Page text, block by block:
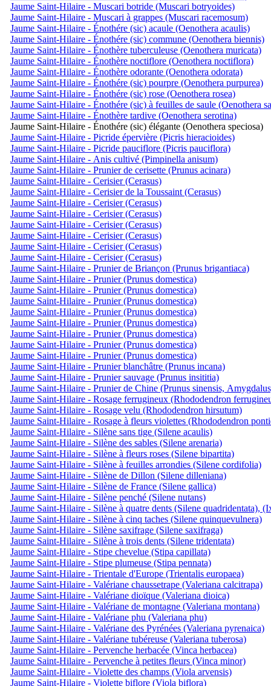
Jaume Saint-Hilaire - Muscari botride (Muscari botryoides)
Jaume Saint-Hilaire - Muscari à grappes (Muscari racemosum)
Jaume Saint-Hilaire - Énothére (sic) acaule (Oenothera acaulis)
Jaume Saint-Hilaire - Énothére (sic) commune (Oenothera biennis)
Jaume Saint-Hilaire - Énothère tuberculeuse (Oenothera muricata)
Jaume Saint-Hilaire - Énothère noctiflore (Oenothera noctiflora)
Jaume Saint-Hilaire - Énothère odorante (Oenothera odorata)
Jaume Saint-Hilaire - Énothére (sic) pourpre (Oenothera purpurea)
Jaume Saint-Hilaire - Énothére (sic) rose (Oenothera rosea)
Jaume Saint-Hilaire - Énothére (sic) à feuilles de saule (Oenothera
Jaume Saint-Hilaire - Énothère tardive (Oenothera serotina)
Jaume Saint-Hilaire - Énothére (sic) élégante (Oenothera speciosa)
Jaume Saint-Hilaire - Picride épervière (Picris hieracioides)
Jaume Saint-Hilaire - Picride pauciflore (Picris pauciflora)
Jaume Saint-Hilaire - Anis cultivé (Pimpinella anisum)
Jaume Saint-Hilaire - Prunier de cerisette (Prunus acinara)
Jaume Saint-Hilaire - Cerisier (Cerasus)
Jaume Saint-Hilaire - Cerisier de la Toussaint (Cerasus)
Jaume Saint-Hilaire - Cerisier (Cerasus)
Jaume Saint-Hilaire - Cerisier (Cerasus)
Jaume Saint-Hilaire - Cerisier (Cerasus)
Jaume Saint-Hilaire - Cerisier (Cerasus)
Jaume Saint-Hilaire - Cerisier (Cerasus)
Jaume Saint-Hilaire - Cerisier (Cerasus)
Jaume Saint-Hilaire - Prunier de Briançon (Prunus brigantiaca)
Jaume Saint-Hilaire - Prunier (Prunus domestica)
Jaume Saint-Hilaire - Prunier (Prunus domestica)
Jaume Saint-Hilaire - Prunier (Prunus domestica)
Jaume Saint-Hilaire - Prunier (Prunus domestica)
Jaume Saint-Hilaire - Prunier (Prunus domestica)
Jaume Saint-Hilaire - Prunier (Prunus domestica)
Jaume Saint-Hilaire - Prunier (Prunus domestica)
Jaume Saint-Hilaire - Prunier (Prunus domestica)
Jaume Saint-Hilaire - Prunier blanchâtre (Prunus incana)
Jaume Saint-Hilaire - Prunier sauvage (Prunus insititia)
Jaume Saint-Hilaire - Prunier de Chine (Prunus sinensis,
Jaume Saint-Hilaire - Rosage ferrugineux (Rhododendron
Jaume Saint-Hilaire - Rosage velu (Rhododendron hirsutum)
Jaume Saint-Hilaire - Rosage à fleurs violettes (Rhododendron
Jaume Saint-Hilaire - Silène sans tige (Silene acaulis)
Jaume Saint-Hilaire - Silène des sables (Silene arenaria)
Jaume Saint-Hilaire - Silène à fleurs roses (Silene bipartita)
Jaume Saint-Hilaire - Silène à feuilles arrondies (Silene cordifolia)
Jaume Saint-Hilaire - Silène de Dillon (Silene dilleniana)
Jaume Saint-Hilaire - Silène de France (Silene gallica)
Jaume Saint-Hilaire - Silène penché (Silene nutans)
Jaume Saint-Hilaire - Silène à quatre dents (Silene quadridentata),
Jaume Saint-Hilaire - Silène à cinq taches (Silene quinquevulnera)
Jaume Saint-Hilaire - Silène saxifrage (Silene saxifraga)
Jaume Saint-Hilaire - Silène à trois dents (Silene tridentata)
Jaume Saint-Hilaire - Stipe chevelue (Stipa capillata)
Jaume Saint-Hilaire - Stipe plumeuse (Stipa pennata)
Jaume Saint-Hilaire - Trientale d'Europe (Trientalis europaea)
Jaume Saint-Hilaire - Valériane chaussetrape (Valeriana calcitrapa)
Jaume Saint-Hilaire - Valériane dioïque (Valeriana dioica)
Jaume Saint-Hilaire - Valériane de montagne (Valeriana montana)
Jaume Saint-Hilaire - Valériane phu (Valeriana phu)
Jaume Saint-Hilaire - Valériane des Pyrénées (Valeriana pyrenaica)
Jaume Saint-Hilaire - Valériane tubéreuse (Valeriana tuberosa)
Jaume Saint-Hilaire - Pervenche herbacée (Vinca herbacea)
Jaume Saint-Hilaire - Pervenche à petites fleurs (Vinca minor)
Jaume Saint-Hilaire - Violette des champs (Viola arvensis)
Jaume Saint-Hilaire - Violette biflore (Viola biflora)